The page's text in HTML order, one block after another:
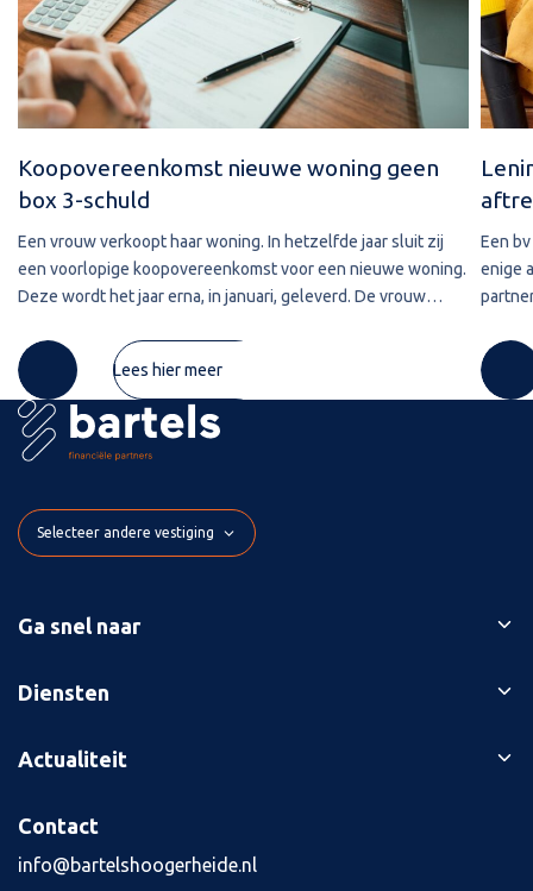
Koopovereenkomst nieuwe woning geen
box 3-schuld
Een vrouw verkoopt haar woning. In hetzelfde jaar sluit zij
een voorlopige koopovereenkomst voor een nieuwe woning.
Deze wordt het jaar erna, in januari, geleverd. De vrouw
derdengeldrekening van
Lees hier meer
Een
enige
Selecteer andere vestiging
Ga snel naar
Ons verhaal
Succesverhalen
Diensten
Bedrijfsopvolging
Boekhouding
Kredietaanvraag
Actualiteit
Blog
Kennisbank
Contact
info@bartelshoogerheide.nl